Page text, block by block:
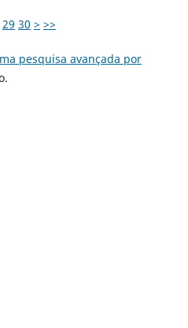
29 30 > >>
pesquisa avançada por